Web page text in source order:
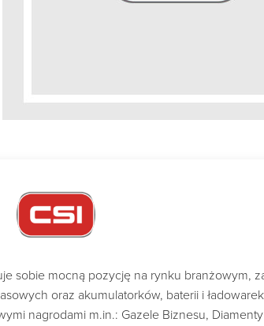
sobie mocną pozycję na rynku
oraz akumulatorków, baterii i
nagrodami m.in.: Gazele Biznesu,